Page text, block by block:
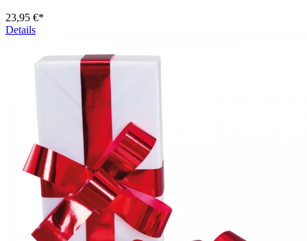
23,95 €*
Details